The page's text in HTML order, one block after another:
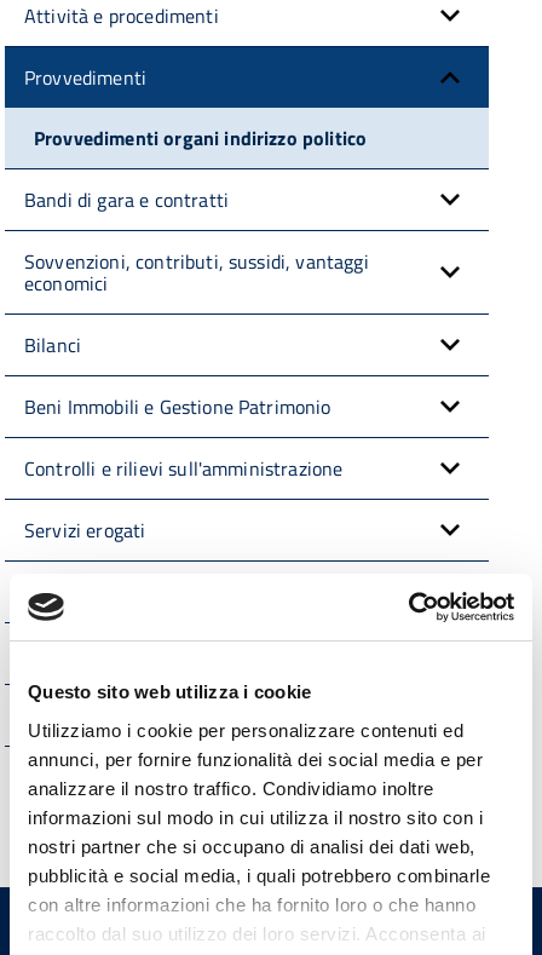
Questo sito web utilizza i cookie
Utilizziamo i cookie per personalizzare contenuti ed
annunci, per fornire funzionalità dei social media e per
analizzare il nostro traffico. Condividiamo inoltre
informazioni sul modo in cui utilizza il nostro sito con i
nostri partner che si occupano di analisi dei dati web,
pubblicità e social media, i quali potrebbero combinarle
con altre informazioni che ha fornito loro o che hanno
raccolto dal suo utilizzo dei loro servizi. Acconsenta ai
Attività e procedimenti
Provvedimenti
Provvedimenti organi indirizzo politico
Bandi di gara e contratti
Sovvenzioni, contributi, sussidi, vantaggi
economici
Bilanci
Beni Immobili e Gestione Patrimonio
Controlli e rilievi sull'amministrazione
Servizi erogati
Pagamenti dell'Amministrazione
Altri contenuti